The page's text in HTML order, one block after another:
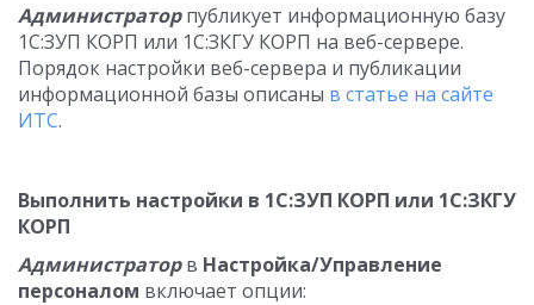
Администраторпубликует информационную базу
1С:ЗУП КОРП или 1С:ЗКГУ КОРП на веб-сервере.
Порядок настройки веб-сервера и публикации
информационной базы описаны в статье на сайте
ИТС.
Выполнить настройки в 1С:ЗУП КОРП или 1С:ЗКГУ
КОРП
Администраторв Настройка/Управление
персоналом включает опции: